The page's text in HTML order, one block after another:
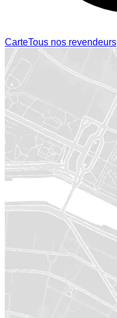
CarteTous nos revendeurs